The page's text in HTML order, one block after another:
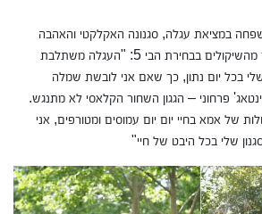
במציאת עגלה, סגנונה האקלקטי והאהבה
לעיצוב היו חלק בלתי נפרד מהשיקולים בבחירת הבי 5: "העגלה משתלבת
בכל יום נתון, כך שאם אני לובשת שמלה
פרחוני – הגגון השחור הקלאסי לא מתנגש.
של אמא בחיי יום יום עמוסים ומטורפים, אני
שלי בכל היבט של חיי"